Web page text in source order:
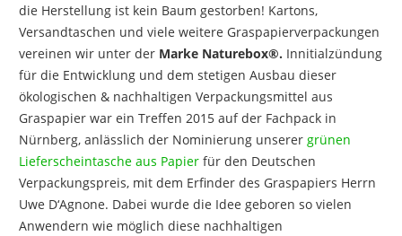
die Herstellung ist kein Baum gestorben! Kartons,
Versandtaschen und viele weitere Graspapierverpackungen
vereinen wir unter der Marke Naturebox®. Innitialzündung
für die Entwicklung und dem stetigen Ausbau dieser
ökologischen & nachhaltigen Verpackungsmittel aus
Graspapier war ein Treffen 2015 auf der Fachpack in
Nürnberg, anlässlich der Nominierung unserer grünen
Lieferscheintasche aus Papier für den Deutschen
Verpackungspreis, mit dem Erfinder des Graspapiers Herrn
Uwe D‘Agnone. Dabei wurde die Idee geboren so vielen
Anwendern wie möglich diese nachhaltigen